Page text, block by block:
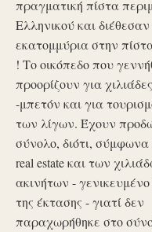
πραγματική πίστα
Ελληνικού και
εκατομμύρια στην
! Το οικόπεδο που
προορίζουν για
-μπετόν και για
των λίγων. Έχουν
σύνολο, διότι, σύμφωνα
real estate και των
ακινήτων -
της έκτασης - γιατί δεν
παραχωρήθηκε στο